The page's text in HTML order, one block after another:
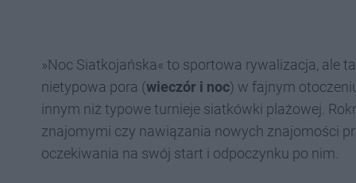
»Noc Siatkojańska« to sportowa rywalizacja, ale
nietypowa pora (wieczór i noc) w fajnym
innym niż typowe turnieje siatkówki plażowej.
znajomymi czy nawiązania nowych znajomości
oczekiwania na swój start i odpoczynku po nim.